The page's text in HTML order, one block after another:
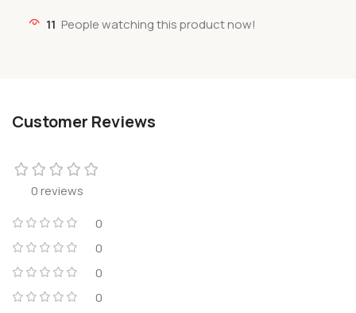
11 People watching this product now!
Customer Reviews
0 reviews
0
0
0
0